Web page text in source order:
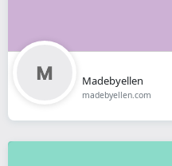
Madebyellen
madebyellen.com